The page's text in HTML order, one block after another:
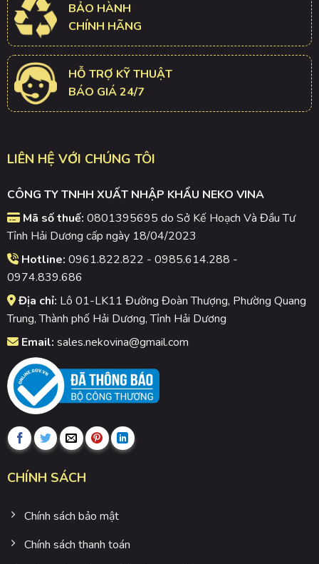
BẢO HÀNH
CHÍNH HÃNG
HỖ TRỢ KỸ THUẬT
BÁO GIÁ 24/7
LIÊN HỆ VỚI CHÚNG TÔI
CÔNG TY TNHH XUẤT NHẬP KHẨU NEKO VINA
Mã số thuế: 0801395695 do Sở Kế Hoạch Và Đầu Tư
Tỉnh Hải Dương cấp ngày 18/04/2023
Hotline: 0961.822.822 - 0985.614.288 -
0974.839.686
Địa chỉ: Lô 01-LK11 Đường Đoàn Thượng, Phường Quang
Trung, Thành phố Hải Dương, Tỉnh Hải Dương
Email: sales.nekovina@gmail.com
CHÍNH SÁCH
Chính sách bảo mật
Chính sách thanh toán